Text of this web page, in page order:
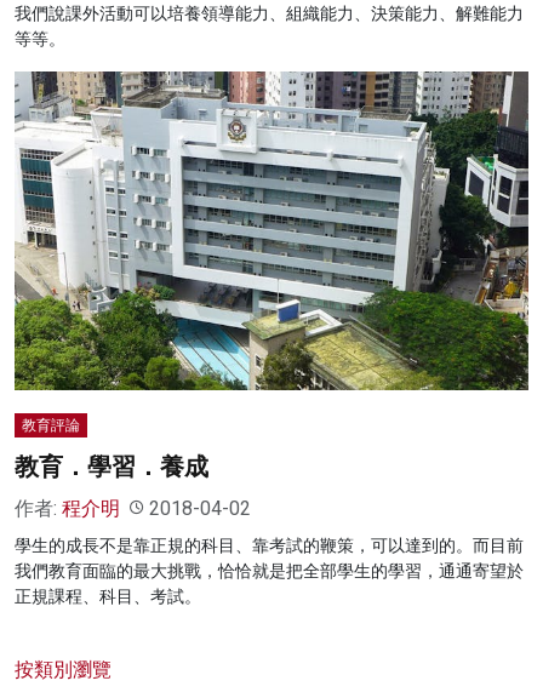
我們說課外活動可以培養領導能力、組織能力、決策能力、解難能力
等等。
教育評論
教育．學習．養成
作者: 程介明 2018-04-02
學生的成長不是靠正規的科目、靠考試的鞭策，可以達到的。而目前
我們教育面臨的最大挑戰，恰恰就是把全部學生的學習，通通寄望於
正規課程、科目、考試。
按類別瀏覽